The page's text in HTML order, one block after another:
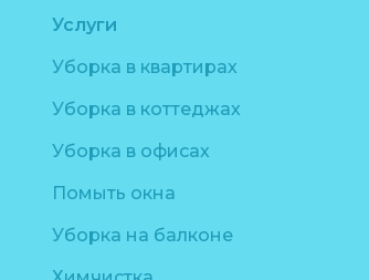
Услуги
Уборка в квартирах
Уборка в коттеджах
Уборка в офисах
Помыть окна
Уборка на балконе